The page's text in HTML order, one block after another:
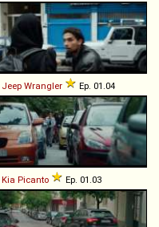
Jeep Wrangler Ep. 01.04
Kia Picanto Ep. 01.03